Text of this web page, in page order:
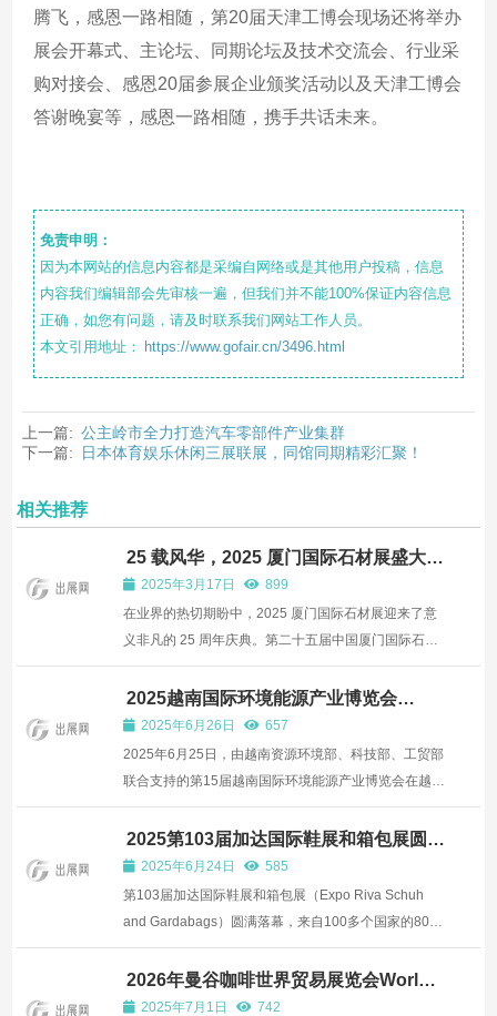
腾飞，感恩一路相随，第20届天津工博会现场还将举办
展会开幕式、主论坛、同期论坛及技术交流会、行业采
购对接会、感恩20届参展企业颁奖活动以及天津工博会
答谢晚宴等，感恩一路相随，携手共话未来。
免责申明：
因为本网站的信息内容都是采编自网络或是其他用户投稿，信息
内容我们编辑部会先审核一遍，但我们并不能100%保证内容信息
正确，如您有问题，请及时联系我们网站工作人员。
本文引用地址：
https://www.gofair.cn/3496.html
上一篇: 公主岭市全力打造汽车零部件产业集群
下一篇:
日本体育娱乐休闲三展联展，同馆同期精彩汇聚！
相关推荐
25 载风华，2025 厦门国际石材展盛大启
幕，引领全球石材产业新风向
2025年3月17日
899
在业界的热切期盼中，2025 厦门国际石材展迎来了意
义非凡的 25 周年庆典。第二十五届中国厦门国际石材
展览会于3月16日在厦门国际会展中心盛大启幕，开启
无国界对话，探索跨边界融合与发展。此次展会精心构
建起 “资源、科技、设计” 三大核心展览内容体系，成功
开启全...
2025越南国际环境能源产业博览会
（ENTECH 2025）盛大启幕
2025年6月26日
657
2025年6月25日，由越南资源环境部、科技部、工贸部
联合支持的第15届越南国际环境能源产业博览会在越南
河内ICE国际会展中心拉开序幕。 本届展会同期举行第
二届越南国际电池及储能技术展览会(Battery Expo
2025)，展览总面积约8000平方米，首日共吸引了约
3000名买家和...
2025第103届加达国际鞋展和箱包展圆满
闭幕：引领变革，迈向未来
2025年6月24日
585
第103届加达国际鞋展和箱包展（Expo Riva Schuh
and Gardabags）圆满落幕，来⾃100多个国家的8000
余位专业买家到场参观。来⾃波兰、英国、⾮洲和美国
的⼈数显著增⻓，德国保持稳定。本届展会正式拉开了
2026年春夏采购季的序幕，并迎来了全新升级的意大
2026年曼谷咖啡世界贸易展览会World
of Coffee Bangkok将于5月举行
2025年7月1日
742